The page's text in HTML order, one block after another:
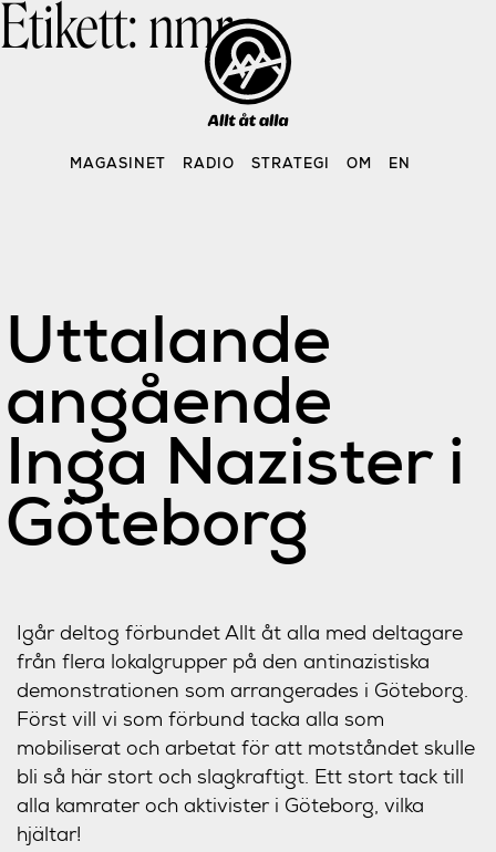
Skip
MAGASINET RADIO STRATEGI OM EN
Etikett:nmr
Uttalande
angående
Inga Nazister i
Göteborg
Igår deltog förbundet Allt åt alla med deltagare
från flera lokalgrupper på den antinazistiska
demonstrationen som arrangerades i Göteborg.
Först vill vi som förbund tacka alla som
mobiliserat och arbetat för att motståndet skulle
bli så här stort och slagkraftigt. Ett stort tack till
alla kamrater och aktivister i Göteborg, vilka
hjältar!